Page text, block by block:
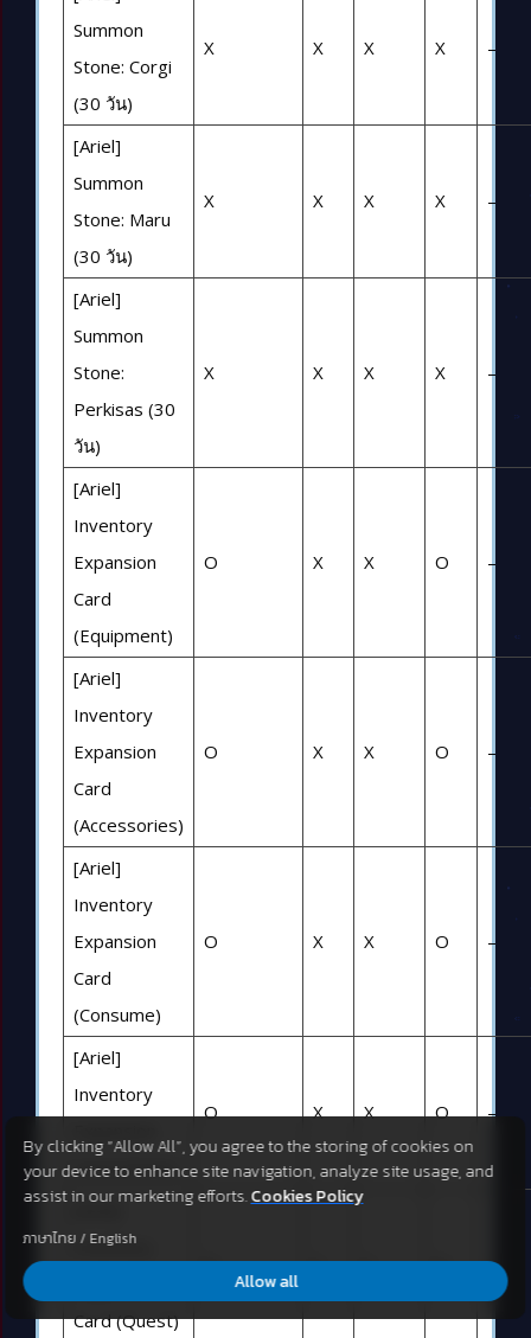
Summon
Stone: Corgi
(30 วัน)
X X X X –
[Ariel]
Summon
Stone: Maru
(30 วัน)
X X X X –
[Ariel]
Summon
Stone:
Perkisas (30
วัน)
X X X X –
[Ariel]
Inventory
Expansion
Card
(Equipment)
O X X O –
[Ariel]
Inventory
Expansion
Card
(Accessories)
O X X O –
[Ariel]
Inventory
Expansion
Card
(Consume)
O X X O –
[Ariel]
Inventory
Card (Items)
O X X O –
Inventory
Card (Quest)
O X X O –
By clicking “Allow All”, you agree to the storing of cookies on
your device to enhance site navigation, analyze site usage, and
assist in our marketing efforts.Cookies Policy
ภาษาไทย / English
Allow all